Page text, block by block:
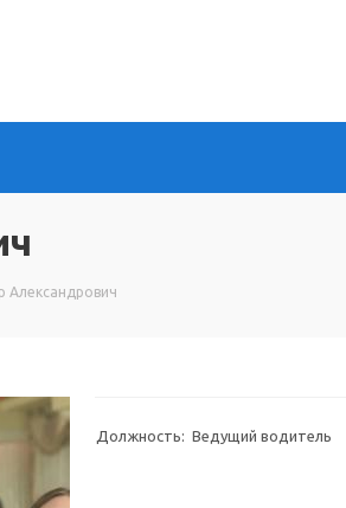
Александрович
Должность: Ведущий водитель